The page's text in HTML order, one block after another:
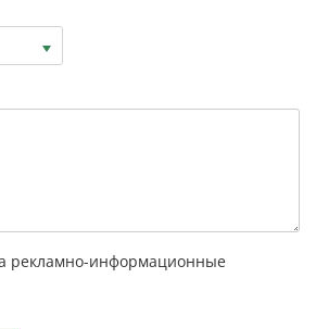
рекламно-информационные